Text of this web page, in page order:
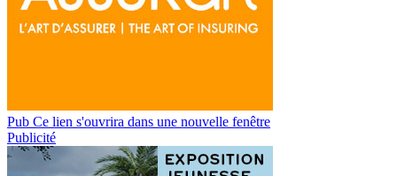
Pub Ce lien s'ouvrira dans une nouvelle fenêtre
Publicité